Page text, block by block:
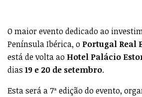
O maior evento dedicado ao
Península Ibérica, o Portugal Real
está de volta ao Hotel Palácio
dias 19 e 20 de setembro.
Esta será a 7ª edição do evento,